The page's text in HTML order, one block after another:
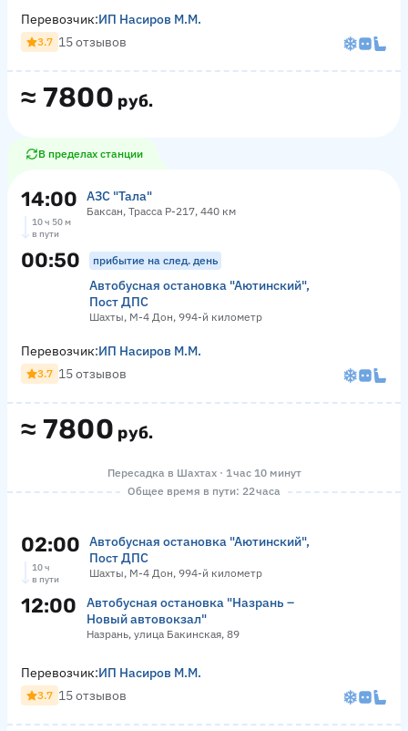
≈ 7800 руб.
Перевозчик:ИП Насиров М.М.
3.7 15 отзывов
В пределах станции
14:00 АЗС "Тала"
Баксан, Трасса Р-217, 440 км
10 ч 50 м
в пути
00:50 прибытие на след. день
Автобусная остановка "Аютинский",
Пост ДПС
Шахты, М-4 Дон, 994-й километр
≈ 7800 руб.
Перевозчик:ИП Насиров М.М.
3.7 15 отзывов
Пересадка в Шахтах · 1 час 10 минут
Общее время в пути: 22 часа
02:00
Автобусная остановка "Аютинский",
Пост ДПС
Шахты, М-4 Дон, 994-й километр
10 ч
в пути
12:00
Автобусная остановка "Назрань –
Новый автовокзал"
Назрань, улица Бакинская, 89
Перевозчик:ИП Насиров М.М.
3.7 15 отзывов